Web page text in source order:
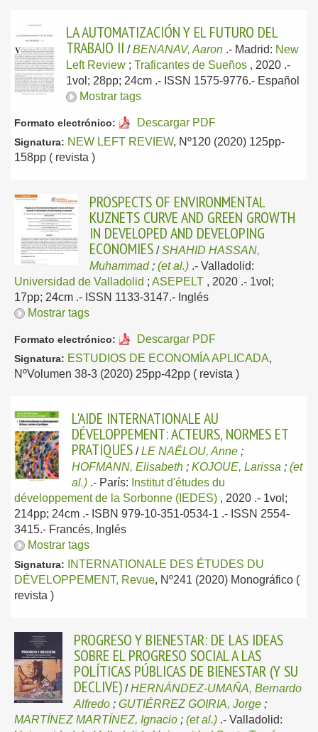
LA AUTOMATIZACIÓN Y EL FUTURO DEL
TRABAJO II /BENANAV, Aaron .- Madrid: New
Left Review ; Traficantes de Sueños , 2020 .-
1vol; 28pp; 24cm .- ISSN 1575-9776.- Español
Mostrar tags
Formato electrónico: Descargar PDF
Signatura: NEW LEFT REVIEW, Nº120 (2020) 125pp-
158pp ( revista )
PROSPECTS OF ENVIRONMENTAL
KUZNETS CURVE AND GREEN GROWTH
IN DEVELOPED AND DEVELOPING
ECONOMIES /SHAHID HASSAN,
Muhammad; (et al.) .- Valladolid:
Universidad de Valladolid ; ASEPELT , 2020 .- 1vol;
17pp; 24cm .- ISSN 1133-3147.- Inglés
Mostrar tags
Formato electrónico: Descargar PDF
Signatura: ESTUDIOS DE ECONOMÍA APLICADA,
NºVolumen 38-3 (2020) 25pp-42pp ( revista )
L'AIDE INTERNATIONALE AU
DÉVELOPPEMENT: ACTEURS, NORMES ET
PRATIQUES /LE NAËLOU, Anne ;
HOFMANN, Elisabeth ; KOJOUE, Larissa ; (et
al.) .- París: Institut d'études du
développement de la Sorbonne (IEDES) , 2020 .- 1vol;
214pp; 24cm .- ISBN 979-10-351-0534-1 .- ISSN 2554-
3415.- Francés, Inglés
Mostrar tags
Signatura:
INTERNATIONALE DES ÉTUDES DU
DÉVELOPPEMENT, Revue, Nº241 (2020) Monográfico (
revista )
PROGRESO Y BIENESTAR: DE LAS IDEAS
SOBRE EL PROGRESO SOCIAL A LAS
POLÍTICAS PÚBLICAS DE BIENESTAR (Y SU
DECLIVE) /HERNÁNDEZ-UMAÑA, Bernardo
Alfredo ; GUTIÉRREZ GOIRIA, Jorge ;
MARTÍNEZ MARTÍNEZ, Ignacio ; (et al.) .- Valladolid: